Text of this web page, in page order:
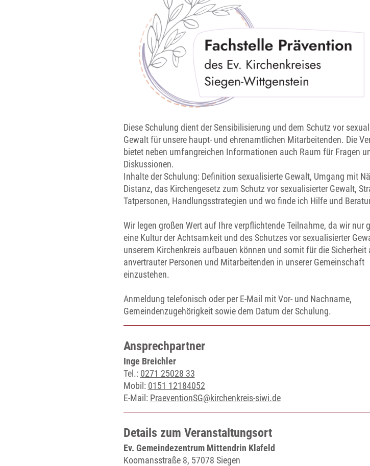
Diese Schulung dient der Sensibilisierung und dem Schutz vor
Gewalt für unsere haupt- und ehrenamtlichen Mitarbeitenden. Die
bietet neben umfangreichen Informationen auch Raum für Fragen
Diskussionen.
Inhalte der Schulung: Definition sexualisierte Gewalt, Umgang mit
Distanz, das Kirchengesetz zum Schutz vor sexualisierter Gewalt,
Tatpersonen, Handlungsstrategien und wo finde ich Hilfe und
Wir legen großen Wert auf Ihre verpflichtende Teilnahme, da wir nur
eine Kultur der Achtsamkeit und des Schutzes vor sexualisierter
unserem Kirchenkreis aufbauen können und somit für die Sicherheit
anvertrauter Personen und Mitarbeitenden in unserer Gemeinschaft
einzustehen.
Anmeldung telefonisch oder per E-Mail mit Vor- und Nachname,
Gemeindenzugehörigkeit sowie dem Datum der Schulung.
Ansprechpartner
Inge Breichler
Tel.: 0271 25028 33
Mobil: 0151 12184052
E-Mail: PraeventionSG@kirchenkreis-siwi.de
Details zum Veranstaltungsort
Ev. Gemeindezentrum Mittendrin Klafeld
Koomansstraße 8, 57078 Siegen